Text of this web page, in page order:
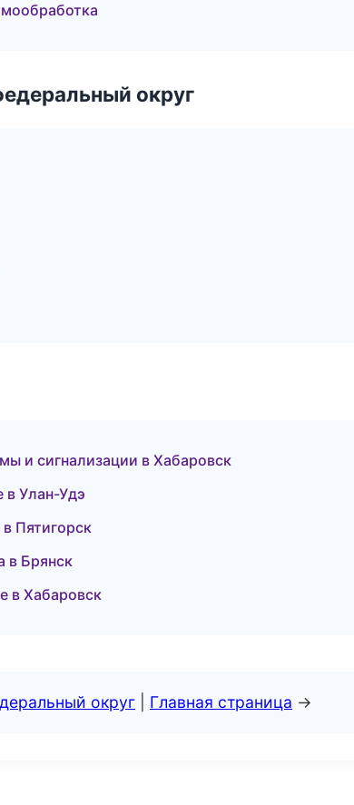
округ
и сигнализации в Хабаровск
в Улан-Удэ
Пятигорск
в Брянск
в Хабаровск
округ Главная страница →